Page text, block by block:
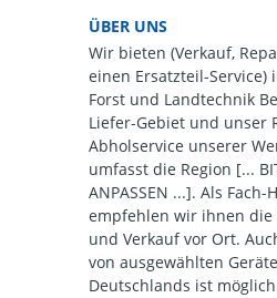
ÜBER UNS
Wir bieten (Verkauf,
einen Ersatzteil-Service)
Forst und Landtechnik
Liefer-Gebiet und unser
Abholservice unserer
umfasst die Region [...
ANPASSEN ...]. Als Fach-
empfehlen wir ihnen die
und Verkauf vor Ort.
von ausgewählten
Deutschlands ist